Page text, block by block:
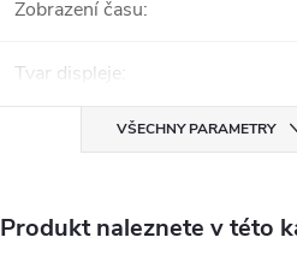
Zobrazení času:
Tvar displeje:
VŠECHNY PARAMETRY
Produkt naleznete v této